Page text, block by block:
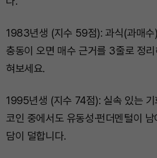
1983년생 (지수 59점): 과식(과매수
충동이 오면 매수 근거를 3줄로 정
혀보세요.
1995년생 (지수 74점): 실속 있는
코인 중에서도 유동성·펀더멘털이
담이 덜합니다.